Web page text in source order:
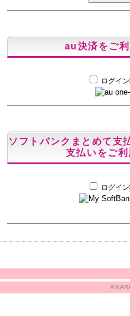
au決済をご
ログイ
ソフトバンクまとめて支
支払いをご
ログイ
©